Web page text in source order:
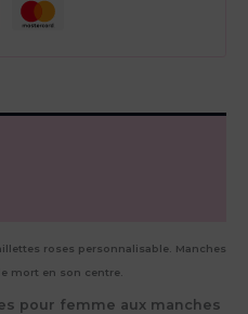
roses personnalisable. Manches
mort en son centre.
pour femme aux manches